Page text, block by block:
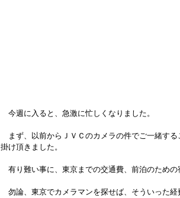
今週に入ると、急激に忙しくなりました。
まず、以前からＪＶＣのカメラの件でご一緒す
掛け頂きました。
有り難い事に、東京までの交通費、前泊のための
勿論、東京でカメラマンを探せば、そういった